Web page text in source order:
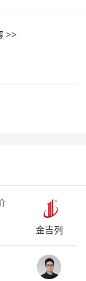
>>
金吉列